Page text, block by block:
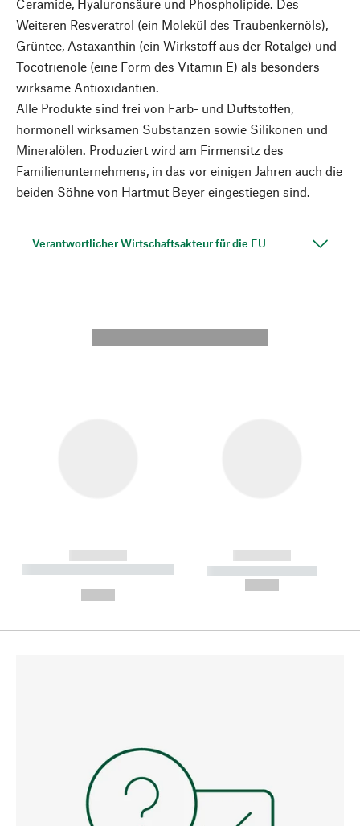
Ceramide, Hyaluronsäure und Phospholipide. Des
Weiteren Resveratrol (ein Molekül des Traubenkernöls),
Grüntee, Astaxanthin (ein Wirkstoff aus der Rotalge) und
Tocotrienole (eine Form des Vitamin E) als besonders
wirksame Antioxidantien.
Alle Produkte sind frei von Farb- und Duftstoffen,
hormonell wirksamen Substanzen sowie Silikonen und
Mineralölen. Produziert wird am Firmensitz des
Familienunternehmens, in das vor einigen Jahren auch die
beiden Söhne von Hartmut Beyer eingestiegen sind.
Verantwortlicher Wirtschaftsakteur für die EU
------------
----------- ----------- --------
------------
----------- -----------